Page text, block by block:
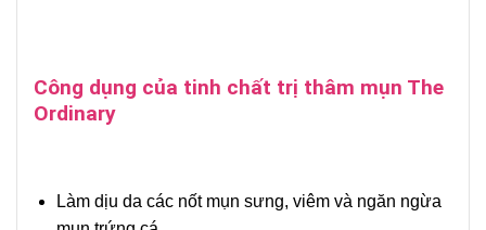
Công dụng của tinh chất trị thâm mụn The
Ordinary
Làm dịu da các nốt mụn sưng, viêm và ngăn ngừa